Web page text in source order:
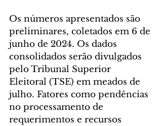
Os números apresentados são
preliminares, coletados em 6 de
junho de 2024. Os dados
consolidados serão divulgados
pelo Tribunal Superior
Eleitoral (TSE) em meados de
julho. Fatores como pendências
no processamento de
requerimentos e recursos